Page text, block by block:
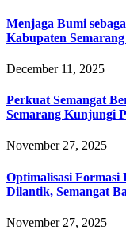
Menjaga Bumi
Kabupaten
December 11, 2025
Perkuat Semangat
Semarang Kunjungi
November 27, 2025
Optimalisasi Formasi
Dilantik, Semangat
November 27, 2025